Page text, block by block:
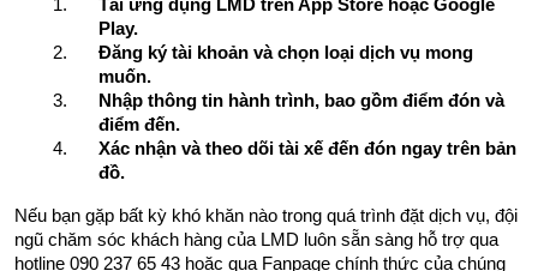
Tải ứng dụng LMD trên App Store hoặc Google
Play.
Đăng ký tài khoản và chọn loại dịch vụ mong
muốn.
Nhập thông tin hành trình, bao gồm điểm đón và
điểm đến.
Xác nhận và theo dõi tài xế đến đón ngay trên bản
đồ.
Nếu bạn gặp bất kỳ khó khăn nào trong quá trình đặt dịch vụ, đội
ngũ chăm sóc khách hàng của LMD luôn sẵn sàng hỗ trợ qua
hotline 090 237 65 43 hoặc qua Fanpage chính thức của chúng